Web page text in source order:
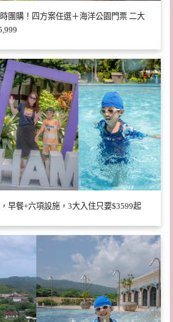
團購！四方案任選＋海洋公園門票 二大
早餐+六項設施，3大入住只要$3599起